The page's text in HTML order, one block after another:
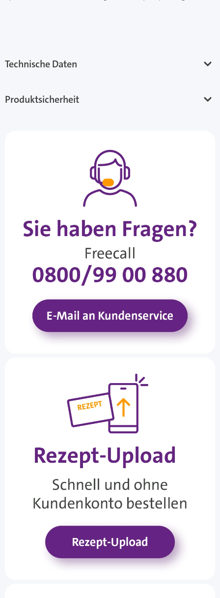
Technische Daten
Produktsicherheit